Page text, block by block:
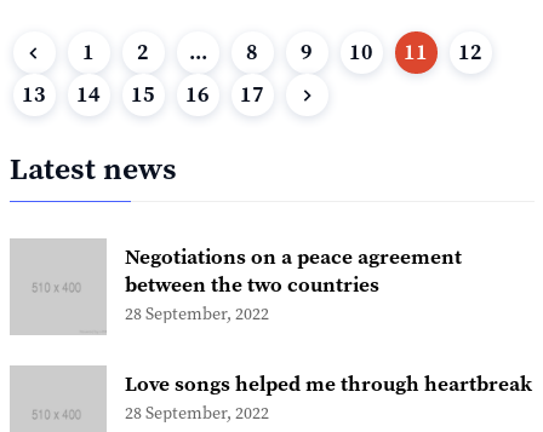
1 2 ... 8 9 10 11
12
13
14 15 16 17
Latest news
Negotiations on a peace agreement
between the two countries
28 September, 2022
Love songs helped me through heartbreak
28 September, 2022